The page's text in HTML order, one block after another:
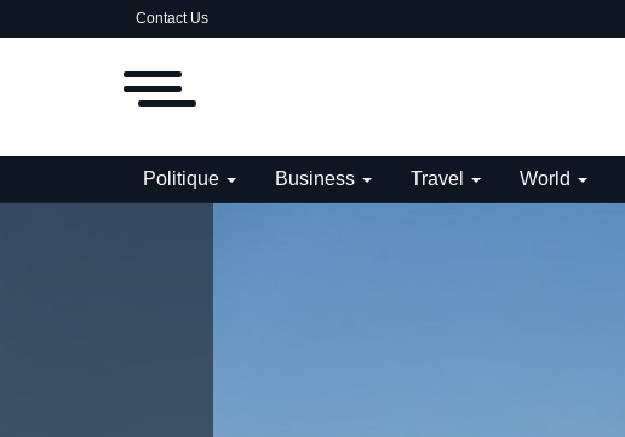
Contact Us
Politique Business Travel World